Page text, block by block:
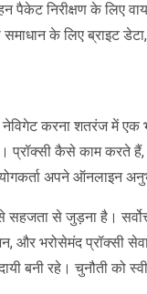
पैकेट निरीक्षण के लिए
के लिए ब्राइट
करना शतरंज में एक
प्रॉक्सी कैसे काम करते
अपने ऑनलाइन
से सहजता से जुड़ना है।
और भरोसेमंद प्रॉक्सी
बनी रहे। चुनौती को